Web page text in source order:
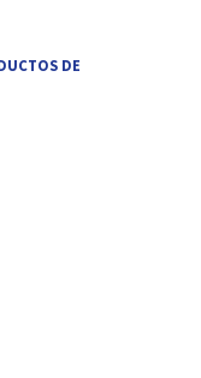
DE